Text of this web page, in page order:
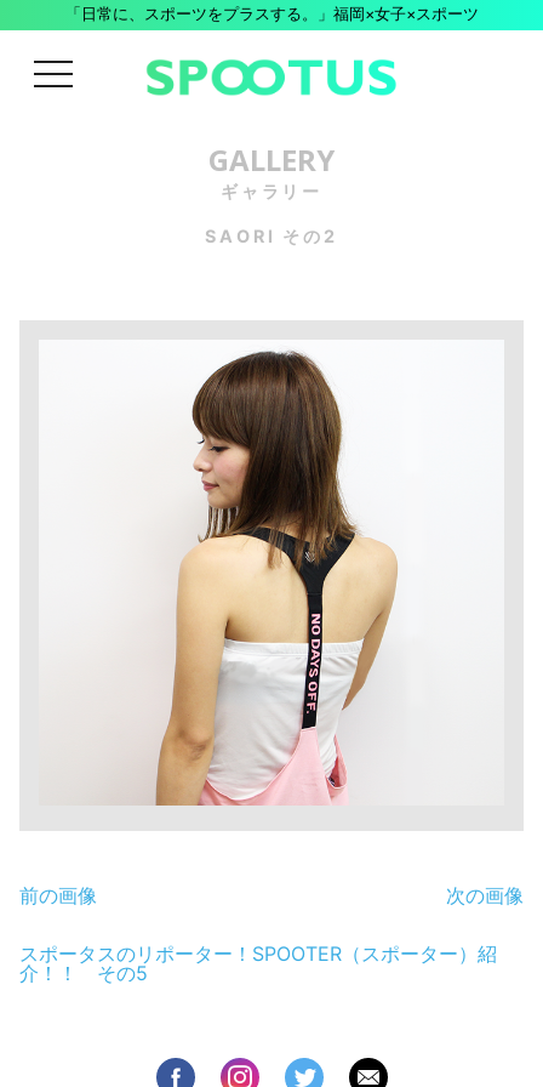
「日常に、スポーツをプラスする。」福岡×女子×スポーツ
menu
GALLERY
ギャラリー
SAORI その2
前の画像 次の画像
スポータスのリポーター！SPOOTER（スポーター）紹
介！！ その5